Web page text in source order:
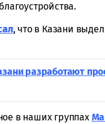
, что в Казани
разработают
в наших группах